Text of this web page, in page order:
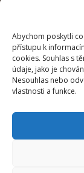
Abychom poskytli
přístupu k
cookies. Souhlas s
údaje, jako je
Nesouhlas nebo
vlastnosti a funkce.
Vi
Vælg dit
Vælg